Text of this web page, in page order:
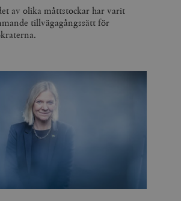
av olika måttstockar har varit
tillvägagångssätt för